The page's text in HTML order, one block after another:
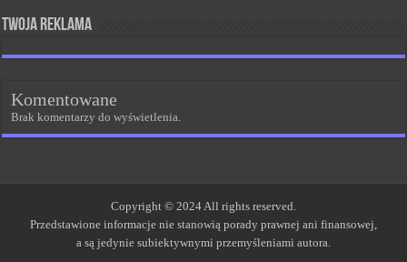
Twoja reklama
Komentowane
Brak komentarzy do wyświetlenia.
Copyright © 2024 All rights reserved.
Przedstawione informacje nie stanowią porady prawnej ani finansowej,
a są jedynie subiektywnymi przemyśleniami autora.